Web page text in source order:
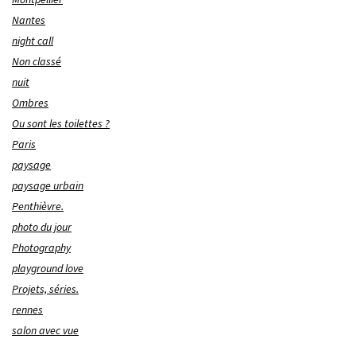
Nantes
night call
Non classé
nuit
Ombres
Ou sont les toilettes ?
Paris
paysage
paysage urbain
Penthièvre.
photo du jour
Photography
playground love
Projets, séries.
rennes
salon avec vue